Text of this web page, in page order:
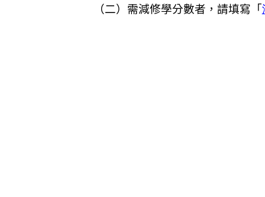
（二）需減修學分數者，請填寫「